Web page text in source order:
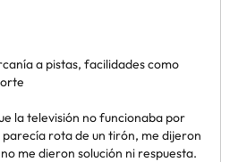
a pistas, facilidades como
la televisión no funcionaba por
rota de un tirón, me dijeron
me dieron solución ni respuesta.